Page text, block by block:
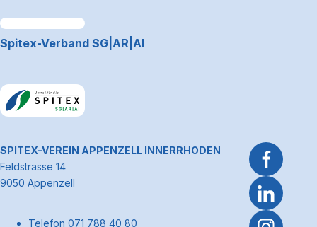
Link zum Premiumpartner: Allianz
Spitex-Verband SG|AR|AI
~Kontaktinformationen
SPITEX-VEREIN APPENZELL INNERRHODEN
Feldstrasse 14
9050 Appenzell
Telefon 071 788 40 80